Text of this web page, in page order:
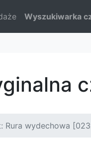
Wyszukiwarka
Rura wydechowa